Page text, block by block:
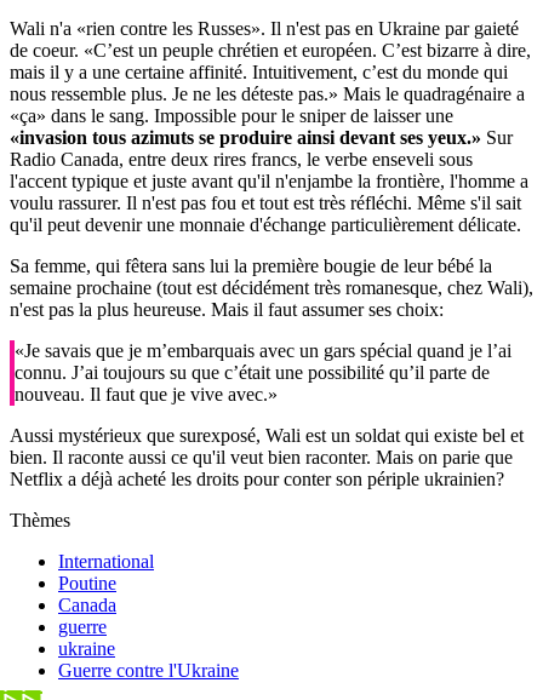
Wali n'a «rien contre les Russes». Il n'est pas en Ukraine par gaieté
de coeur. «C’est un peuple chrétien et européen. C’est bizarre à dire,
mais il y a une certaine affinité. Intuitivement, c’est du monde qui
nous ressemble plus. Je ne les déteste pas.» Mais le quadragénaire a
«ça» dans le sang. Impossible pour le sniper de laisser une
«invasion tous azimuts se produire ainsi devant ses yeux.» Sur
Radio Canada, entre deux rires francs, le verbe enseveli sous
l'accent typique et juste avant qu'il n'enjambe la frontière, l'homme a
voulu rassurer. Il n'est pas fou et tout est très réfléchi. Même s'il sait
qu'il peut devenir une monnaie d'échange particulièrement délicate.
Sa femme, qui fêtera sans lui la première bougie de leur bébé la
semaine prochaine (tout est décidément très romanesque, chez Wali),
n'est pas la plus heureuse. Mais il faut assumer ses choix:
«Je savais que je m’embarquais avec un gars spécial quand je l’ai
connu. J’ai toujours su que c’était une possibilité qu’il parte de
nouveau. Il faut que je vive avec.»
Aussi mystérieux que surexposé, Wali est un soldat qui existe bel et
bien. Il raconte aussi ce qu'il veut bien raconter. Mais on parie que
Netflix a déjà acheté les droits pour conter son périple ukrainien?
Thèmes
International
Poutine
Canada
guerre
ukraine
Guerre contre l'Ukraine